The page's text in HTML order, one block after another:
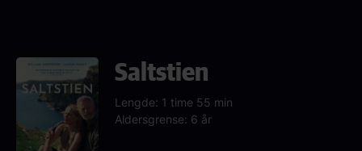
Saltstien
Lengde: 1 time 55 min
Aldersgrense: 6 år